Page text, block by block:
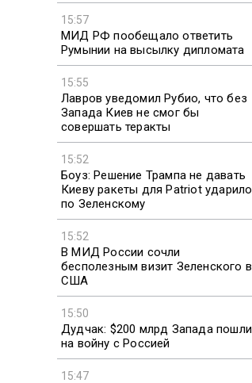
15:57
МИД РФ пообещало ответить
Румынии на высылку дипломата
15:55
Лавров уведомил Рубио, что без
Запада Киев не смог бы
совершать теракты
15:52
Боуз: Решение Трампа не давать
Киеву ракеты для Patriot ударило
по Зеленскому
15:52
В МИД России сочли
бесполезным визит Зеленского в
США
15:50
Дудчак: $200 млрд Запада пошли
на войну с Россией
15:47